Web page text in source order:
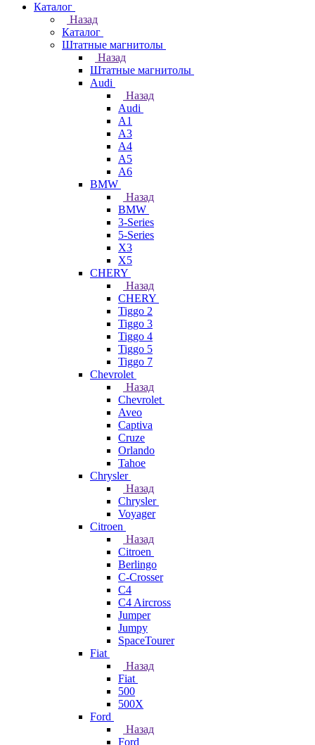
Каталог
Назад
Каталог
Штатные магнитолы
Назад
Штатные магнитолы
Audi
Назад
Audi
A1
A3
A4
A5
A6
BMW
Назад
BMW
3-Series
5-Series
X3
X5
CHERY
Назад
CHERY
Tiggo 2
Tiggo 3
Tiggo 4
Tiggo 5
Tiggo 7
Chevrolet
Назад
Chevrolet
Aveo
Captiva
Cruze
Orlando
Tahoe
Chrysler
Назад
Chrysler
Voyager
Citroen
Назад
Citroen
Berlingo
C-Crosser
C4
C4 Aircross
Jumper
Jumpy
SpaceTourer
Fiat
Назад
Fiat
500
500X
Ford
Назад
Ford